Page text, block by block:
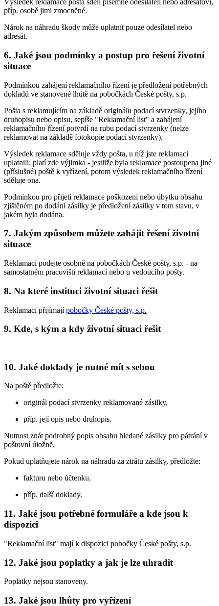
Výsledek reklamace pošta sdělí písemně odesílateli nebo adresátovi,
příp. osobě jimi zmocněné.
Nárok na náhradu škody může uplatnit pouze odesílatel nebo
adresát.
6. Jaké jsou podmínky a postup pro řešení životní
situace
Podmínkou zahájení reklamačního řízení je předložení potřebných
dokladů ve stanovené lhůtě na pobočkách České pošty, s.p.
Pošta s reklamujícím na základě originálu podací stvrzenky, jejího
druhopisu nebo opisu, sepíše "Reklamační list" a zahájení
reklamačního řízení potvrdí na rubu podací stvrzenky (nelze
reklamovat na základě fotokopie podací stvrzenky).
Výsledek reklamace sděluje vždy pošta, u níž jste reklamaci
uplatnili; platí zde výjimka - jestliže byla reklamace postoupena jiné
(příslušné) poště k vyřízení, potom výsledek reklamačního řízení
sděluje ona.
Podmínkou pro přijetí reklamace poškození nebo úbytku obsahu
zjištěném po dodání zásilky je předložení zásilky v tom stavu, v
jakém byla dodána.
7. Jakým způsobem můžete zahájit řešení životní
situace
Reklamaci podejte osobně na pobočkách České pošty, s.p. - na
samostatném pracovišti reklamací nebo u vedoucího pošty.
8. Na které instituci životní situaci řešit
Reklamaci přijímajípobočky České pošty, s.p.
9. Kde, s kým a kdy životní situaci řešit
10. Jaké doklady je nutné mít s sebou
Na poště předložte:
originál podací stvrzenky reklamované zásilky,
příp. její opis nebo druhopis.
Nutnost znát podrobný popis obsahu hledané zásilky pro pátrání v
poštovní úložně.
Pokud uplatňujete nárok na náhradu za ztrátu zásilky, předložte:
fakturu nebo účtenku,
příp. další doklady.
11. Jaké jsou potřebné formuláře a kde jsou k
dispozici
"Reklamační list" mají k dispozici pobočky České pošty, s.p.
12. Jaké jsou poplatky a jak je lze uhradit
Poplatky nejsou stanoveny.
13. Jaké jsou lhůty pro vyřízení